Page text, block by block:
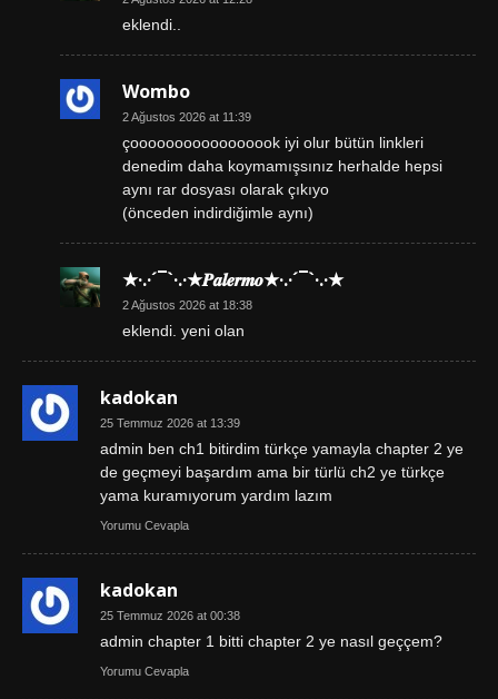
eklendi..
Wombo
2 Ağustos 2026 at 11:39
çooooooooooooooook iyi olur bütün linkleri
denedim daha koymamışsınız herhalde hepsi
aynı rar dosyası olarak çıkıyo
(önceden indirdiğimle aynı)
★·.·´¯`·.·★𝑷𝒂𝒍𝒆𝒓𝒎𝒐★·.·´¯`·.·★
2 Ağustos 2026 at 18:38
eklendi. yeni olan
kadokan
25 Temmuz 2026 at 13:39
admin ben ch1 bitirdim türkçe yamayla chapter 2 ye
de geçmeyi başardım ama bir türlü ch2 ye türkçe
yama kuramıyorum yardım lazım
Yorumu Cevapla
kadokan
25 Temmuz 2026 at 00:38
admin chapter 1 bitti chapter 2 ye nasıl geççem?
Yorumu Cevapla